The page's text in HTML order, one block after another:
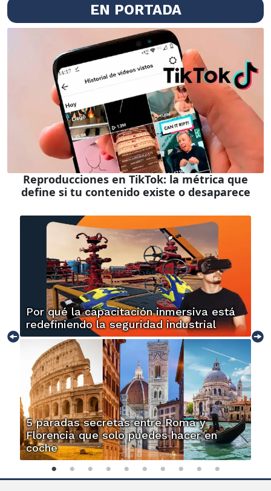
EN PORTADA
Reproducciones en TikTok: la métrica que
define si tu contenido existe o desaparece
Por qué la capacitación inmersiva está
redefiniendo la seguridad industrial
5 paradas secretas entre Roma y
Florencia que solo puedes hacer en
coche